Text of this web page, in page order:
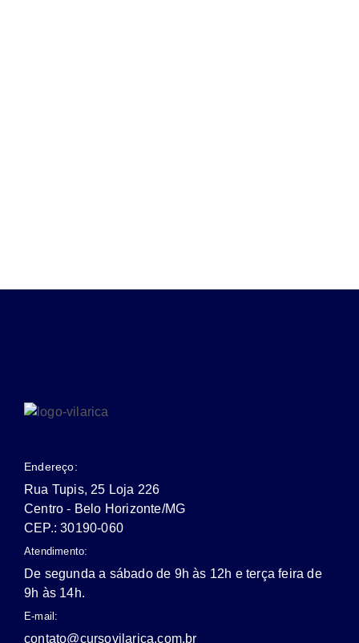
Endereço:
Rua Tupis, 25 Loja 226
Centro - Belo Horizonte/MG
CEP.: 30190-060
Atendimento:
De segunda a sábado de 9h às 12h e terça feira de
9h às 14h.
E-mail:
contato@cursovilarica.com.br